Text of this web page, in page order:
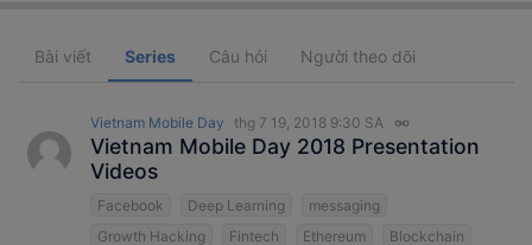
Bài viết Series Câu hỏi Người theo dõi
Vietnam Mobile Day thg 7 19, 2018 9:30 SA
Vietnam Mobile Day 2018 Presentation
Videos
Facebook Deep Learning
messaging
Growth Hacking
Fintech Ethereum
Blockchain